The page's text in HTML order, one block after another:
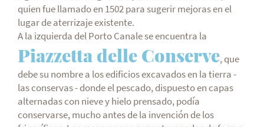
quien fue llamado en 1502 para sugerir mejoras en el
lugar de aterrizaje existente.
A la izquierda del Porto Canale se encuentra la
Piazzetta delle Conserve, que
debe su nombre a los edificios excavados en la tierra -
las conservas - donde el pescado, dispuesto en capas
alternadas con nieve y hielo prensado, podía
conservarse, mucho antes de la invención de los